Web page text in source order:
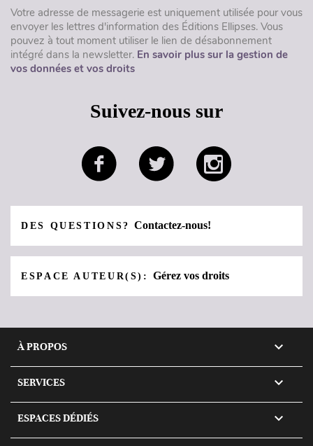
Votre adresse de messagerie est uniquement utilisée pour vous
envoyer les lettres d'information des Éditions Ellipses. Vous
pouvez à tout moment utiliser le lien de désabonnement
intégré dans la newsletter. En savoir plus sur la gestion de
vos données et vos droits
Suivez-nous sur
DES QUESTIONS?Contactez-nous!
ESPACE AUTEUR(S):Gérez vos droits
À PROPOS 
SERVICES 
ESPACES DÉDIÉS 